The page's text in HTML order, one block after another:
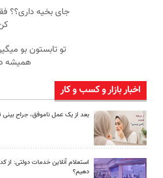
تو تابستون بو
همیشه
اخبار بازار و کسب و کار
بعد از یک عمل ناموفق، جراح بینی
استعلام آنلاین خدمات دولتی: از
دهیم؟